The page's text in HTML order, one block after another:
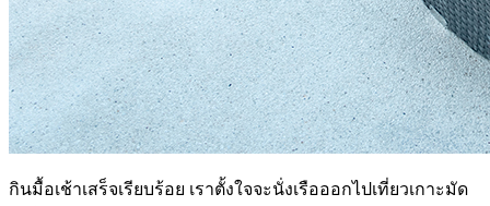
กินมื้อเช้าเสร็จเรียบร้อย เราตั้งใจจะนั่งเรือออกไปเที่ยวเกาะมัด